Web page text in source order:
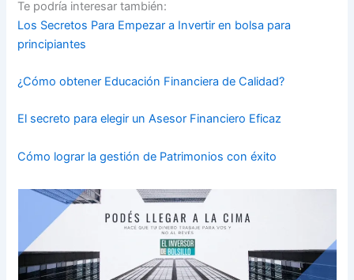
Te podría interesar también:
Los Secretos Para Empezar a Invertir en bolsa para
principiantes
¿Cómo obtener Educación Financiera de Calidad?
El secreto para elegir un Asesor Financiero Eficaz
Cómo lograr la gestión de Patrimonios con éxito